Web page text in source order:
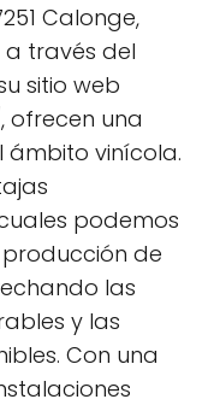
Calonge,
a través del
sitio web
ofrecen una
ámbito vinícola.
podemos
de
las
y las
Con una